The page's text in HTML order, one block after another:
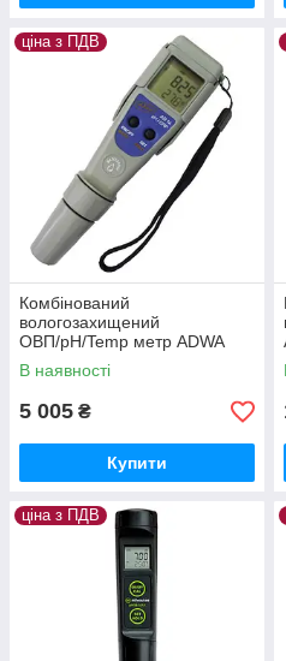
ціна з ПДВ
Комбінований
вологозахищений
ОВП/pH/Temp метр ADWA
AD14, -2.00 до 16.00 pH,0 до
±1000mV, АТС, Угорщина
В наявності
5 005 ₴
Купити
ціна з ПДВ